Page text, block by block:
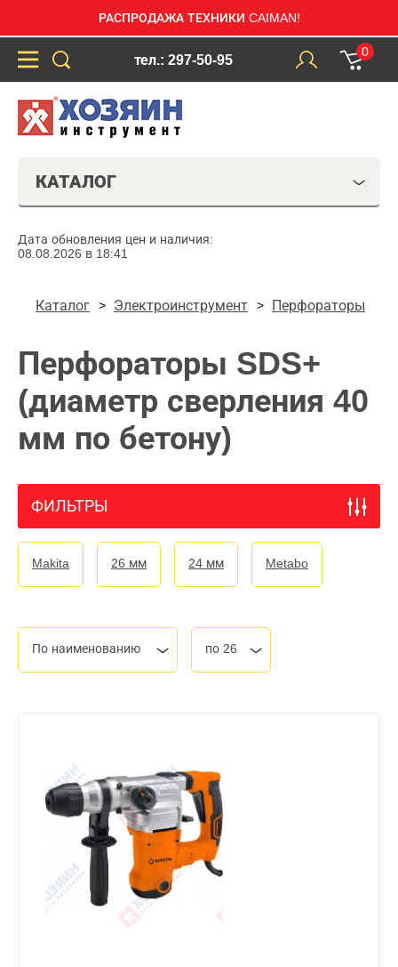
РАСПРОДАЖА ТЕХНИКИ CAIMAN!
тел.: 297-50-95
0
КАТАЛОГ
Дата обновления цен и наличия:
08.08.2026 в 18:41
Каталог Электроинструмент Перфораторы
Перфораторы SDS+
(диаметр сверления 40
мм по бетону)
ФИЛЬТРЫ
Makita 26 мм 24 мм Metabo
По наименованию по 26